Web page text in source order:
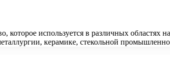
которое используется в различных
керамике, стекольной